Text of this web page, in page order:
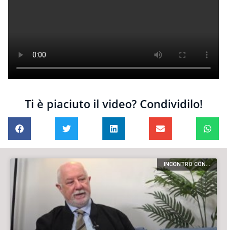
Ti è piaciuto il video? Condividilo!
INCONTRO CON...